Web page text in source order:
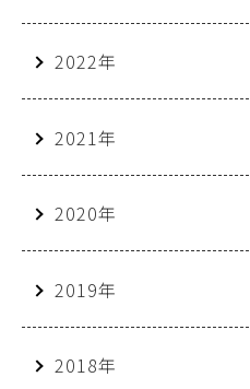
2022年
2021年
2020年
2019年
2018年